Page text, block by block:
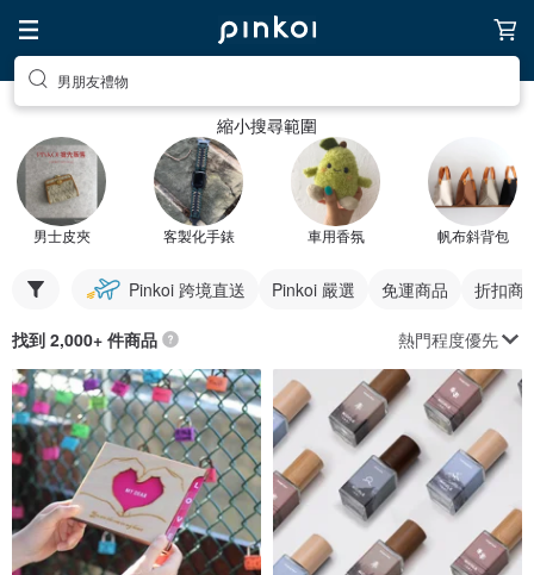
男朋友禮物
縮小搜尋範圍
男士皮夾 客製化手錶 車用香氛 帆布斜背包
Pinkoi 跨境直送 Pinkoi 嚴選 免運商品 折扣商
找到 2,000+ 件商品 熱門程度優先